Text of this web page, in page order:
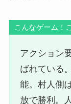
こんなゲーム！
アクション
ばれている
能。村人側
放で勝利。